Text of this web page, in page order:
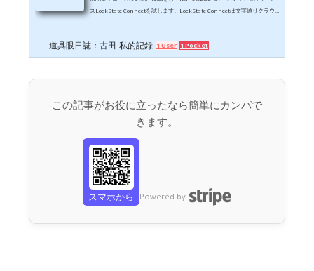
スLockState Connectを試します。LockState Connectは文字通りクラウ
的に利用するユーザ）の管理 アクセスゲスト（期間限定で利用するユー
ザ）の管理などが行えます。前回使用したローカルPINを使えば本サービ
らは10番号までしか登録できないらしく、...
道具眼日誌：古田-私的記録 1 User 1 Pocket
この記事がお役に立ったなら簡単にカンパで
きます。
スマホから Powered by